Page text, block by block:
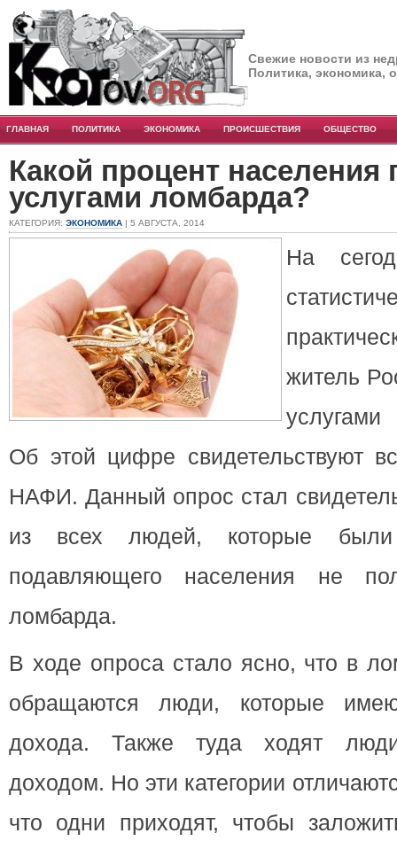
Свежие новости из
Политика, экономика,
ГЛАВНАЯ ПОЛИТИКА ЭКОНОМИКА ПРОИСШЕСТВИЯ ОБЩЕСТВО
Какой процент населения
услугами ломбарда?
КАТЕГОРИЯ: ЭКОНОМИКА | 5 АВГУСТА, 2014
На
житель
Об этой цифре свидетельствуют
НАФИ.Данный опрос стал
из всех людей, которые
подавляющего населения не
ломбарда.
В ходе опроса стало ясно, что в
обращаются люди, которые
дохода. Также туда ходят
доходом. Но эти категории
что одни приходят, чтобы